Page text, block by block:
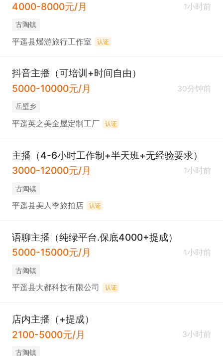
4000-8000元/月
1小时前
古陶镇
平遥县熳游旅行工作室 认证
抖音主播（可培训+时间自由）
5000-10000元/月
30分钟前
岳壁乡
平遥英之美全屋定制工厂 认证
主播（4-6小时工作制+半天班+无经验要求）
3000-12000元/月
1小时前
古陶镇
平遥县美人季旅拍店 认证
语聊主播（纯绿平台.保底4000+提成）
5000-15000元/月
1小时前
古陶镇
平遥县大都科技有限公司 认证
店内主播（+提成）
2100-5000元/月
3小时前
古陶镇